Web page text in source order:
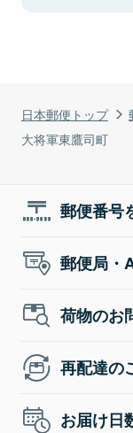
日本郵便トップ
大将軍東鷹司町
郵便番号
郵便局・
荷物のお
再配達の
お届け日